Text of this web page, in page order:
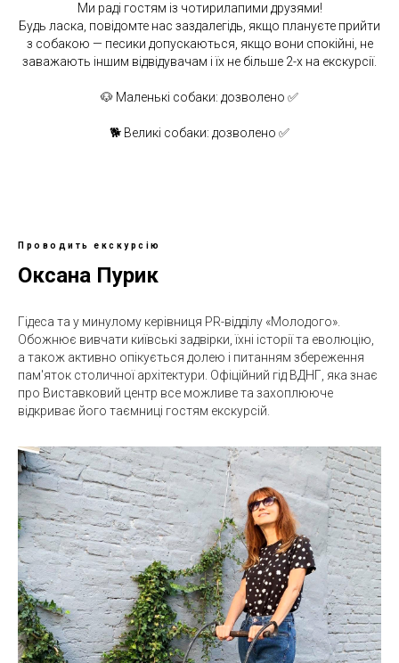
Ми раді гостям із чотирилапими друзями!
Будь ласка, повідомте нас заздалегідь, якщо плануєте прийти
з собакою — песики допускаються, якщо вони спокійні, не
заважають іншим відвідувачам і їх не більше 2-х на екскурсії.
🐶 Маленькі собаки: дозволено ✅
🐕 Великі собаки: дозволено ✅
Проводить екскурсію
Оксана Пурик
Гідеса та у минулому керівниця PR-відділу «Молодого».
Обожнює вивчати київські задвірки, їхні історії та еволюцію,
а також активно опікується долею і питанням збереження
пам'яток столичної архітектури. Офіційний гід ВДНГ, яка знає
про Виставковий центр все можливе та захоплююче
відкриває його таємниці гостям екскурсій.